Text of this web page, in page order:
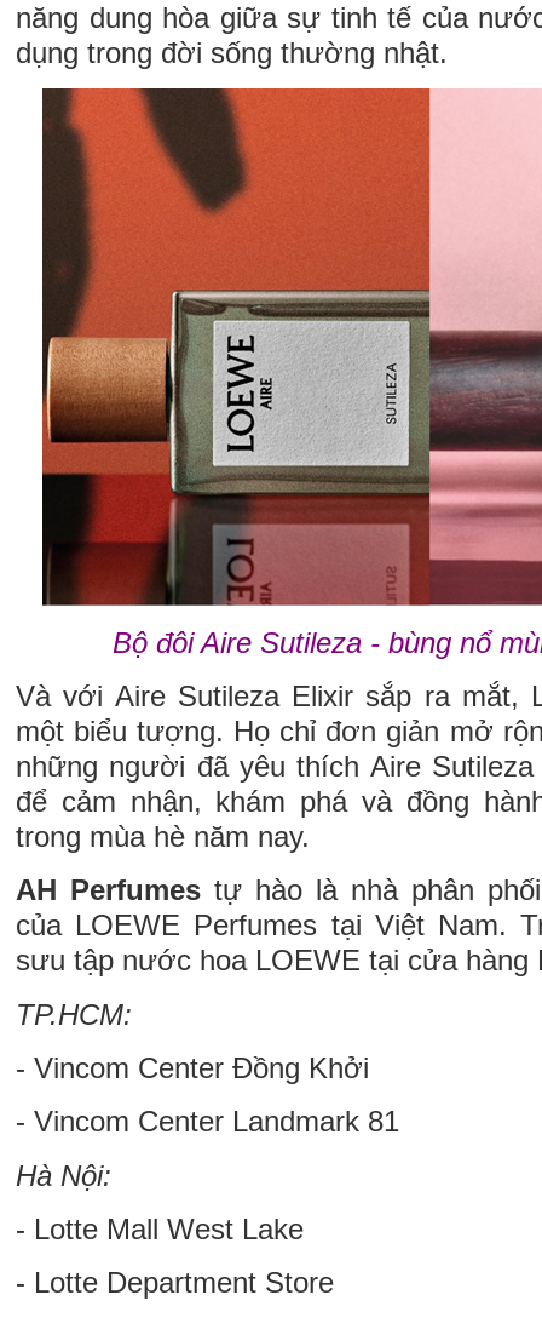
năng dung hòa giữa sự tinh tế của
dụng trong đời sống thường nhật.
Bộ đôi Aire Sutileza - bùng nổ
Và với Aire Sutileza Elixir sắp ra mắt,
một biểu tượng. Họ chỉ đơn giản mở
những người đã yêu thích Aire
để cảm nhận, khám phá và đồng
trong mùa hè năm nay.
AH Perfumes tự hào là nhà phân
của LOEWE Perfumes tại Việt Nam.
sưu tập nước hoa LOEWE tại cửa hàng
TP.HCM:
- Vincom Center Đồng Khởi
- Vincom Center Landmark 81
Hà Nội:
- Lotte Mall West Lake
- Lotte Department Store